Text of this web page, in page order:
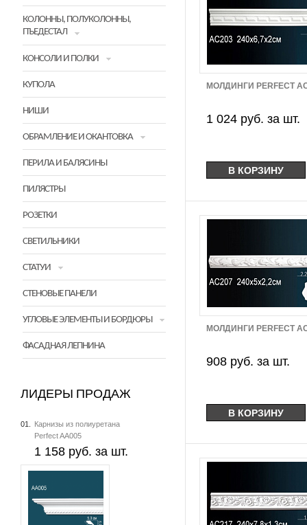
КОЛОННЫ, ПОЛУКОЛОННЫ,
ПЪЕДЕСТАЛ
КОНСОЛИ И ПОЛКИ
КУПОЛА
НИШИ
ОБРАМЛЕНИЕ И ОКАНТОВКА
ПЕРИЛА И БАЛЯСИНЫ
ПИЛЯСТРЫ
РОЗЕТКИ
СВЕТИЛЬНИКИ
СТАТУИ
СТЕНОВЫЕ ПАНЕЛИ
УГЛОВЫЕ ЭЛЕМЕНТЫ И БОРДЮРЫ
ФАСАДНАЯ ЛЕПНИНА
ЛИДЕРЫ ПРОДАЖ
01.
Карнизы из полиуретана
Perfect AA005
1 158 руб. за шт.
МОЛДИНГИ PERFECT
1 024 руб. за шт.
МОЛДИНГИ PERFECT
908 руб. за шт.